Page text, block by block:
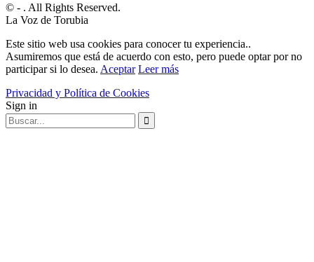
© - . All Rights Reserved.
La Voz de Torubia
Este sitio web usa cookies para conocer tu experiencia..
Asumiremos que está de acuerdo con esto, pero puede optar por no
participar si lo desea. Aceptar Leer más
Privacidad y Política de Cookies
Sign in